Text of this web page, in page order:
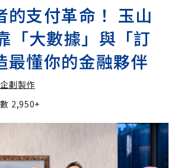
的支付革命！ 玉山
「大數據」與「訂
最懂你的金融夥伴
劃製作
2,950+